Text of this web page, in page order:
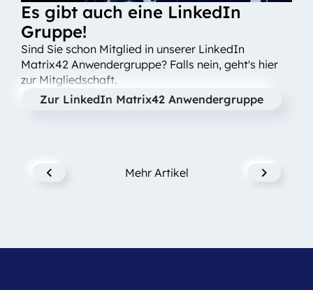
Es gibt auch eine LinkedIn
Gruppe!
Sind Sie schon Mitglied in unserer LinkedIn
Matrix42 Anwendergruppe? Falls nein, geht's hier
zur Mitgliedschaft.
Zur LinkedIn Matrix42 Anwendergruppe
Mehr Artikel